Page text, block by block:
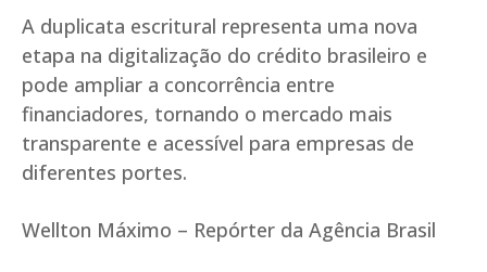
A duplicata escritural representa uma nova
etapa na digitalização do crédito brasileiro e
pode ampliar a concorrência entre
financiadores, tornando o mercado mais
transparente e acessível para empresas de
diferentes portes.
Wellton Máximo – Repórter da Agência Brasil